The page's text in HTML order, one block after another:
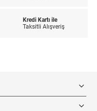
Kredi Kartı ile
Taksitli Alışveriş